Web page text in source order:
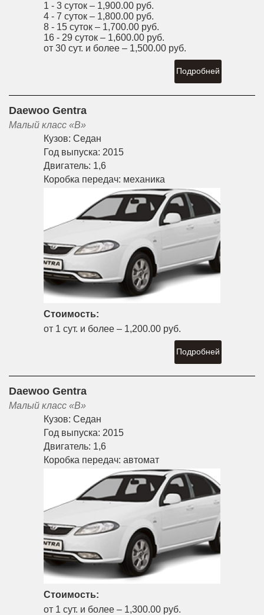
1 - 3 суток – 1,900.00 руб.
4 - 7 суток – 1,800.00 руб.
8 - 15 суток – 1,700.00 руб.
16 - 29 суток – 1,600.00 руб.
от 30 сут. и более – 1,500.00 руб.
Подробней
Daewoo Gentra
Малый класс «B»
Кузов: Седан
Год выпуска: 2015
Двигатель: 1,6
Коробка передач: механика
Стоимость:
от 1 сут. и более – 1,200.00 руб.
Подробней
Daewoo Gentra
Малый класс «B»
Кузов: Седан
Год выпуска: 2015
Двигатель: 1,6
Коробка передач: автомат
Стоимость:
от 1 сут. и более – 1,300.00 руб.